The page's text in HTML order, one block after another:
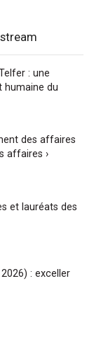
: une
du
des affaires
affaires ›
et lauréats des
: exceller